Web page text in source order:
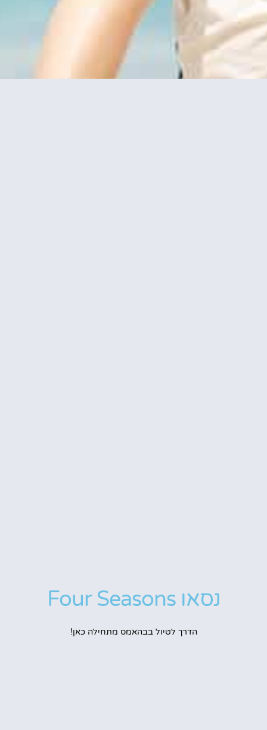
נסאו Four Seasons
הדרך לטיול בבהאמס מתחילה כאן!